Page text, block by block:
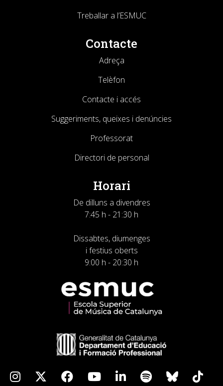
Treballar a l’ESMUC
Contacte
Adreça
Telèfon
Contacte i accés
Suggeriments, queixes i denúncies
Professorat
Directori de personal
Horari
De dilluns a divendres
7:45 h - 21:30 h
Dissabtes, diumenges
i festius oberts
9:00 h - 20:30 h